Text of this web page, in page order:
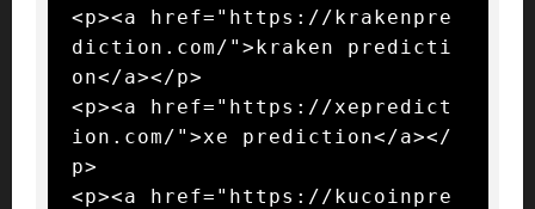
<p><a href="https://krakenpre
diction.com/">kraken predicti
on</a></p>
<p><a href="https://xepredict
ion.com/">xe prediction</a></
p>
<p><a href="https://kucoinpre